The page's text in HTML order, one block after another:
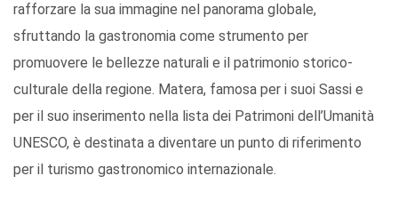
rafforzare la sua immagine nel panorama globale,
sfruttando la gastronomia come strumento per
promuovere le bellezze naturali e il patrimonio storico-
culturale della regione. Matera, famosa per i suoi Sassi e
per il suo inserimento nella lista dei Patrimoni dell’Umanità
UNESCO, è destinata a diventare un punto di riferimento
per il turismo gastronomico internazionale.